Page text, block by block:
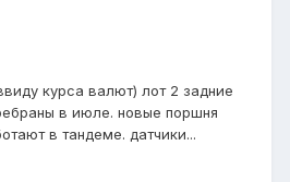
курса валют) лот 2 задние
в июле. новые поршня
в тандеме. датчики...